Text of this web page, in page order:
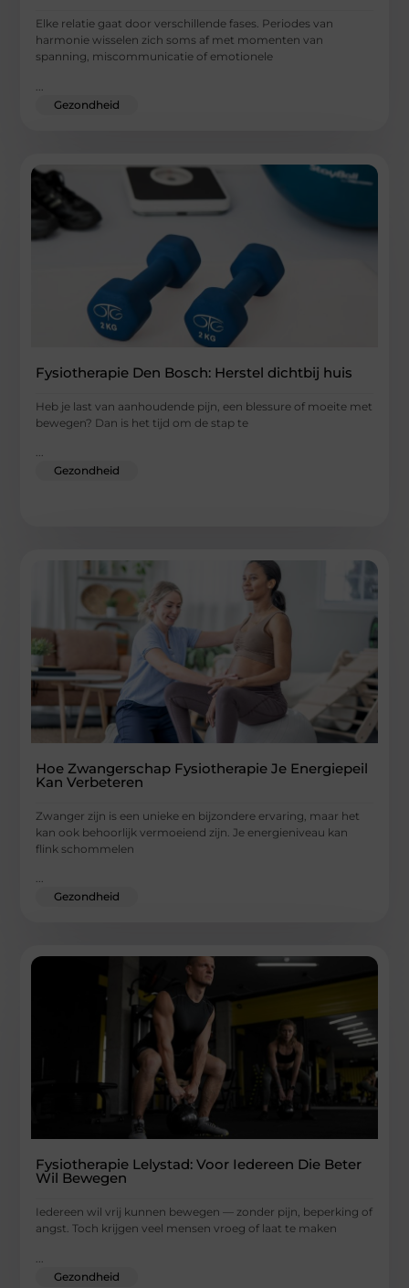
Elke relatie gaat door verschillende fases. Periodes van
harmonie wisselen zich soms af met momenten van
spanning, miscommunicatie of emotionele
Gezondheid
Fysiotherapie Den Bosch: Herstel dichtbij huis
Heb je last van aanhoudende pijn, een blessure of moeite met
bewegen? Dan is het tijd om de stap te
...
Gezondheid
Hoe Zwangerschap Fysiotherapie Je Energiepeil
Kan Verbeteren
Zwanger zijn is een unieke en bijzondere ervaring, maar het
kan ook behoorlijk vermoeiend zijn. Je energieniveau kan
flink schommelen
...
Gezondheid
Fysiotherapie Lelystad: Voor Iedereen Die Beter
Wil Bewegen
Iedereen wil vrij kunnen bewegen — zonder pijn, beperking of
angst. Toch krijgen veel mensen vroeg of laat te maken
Gezondheid